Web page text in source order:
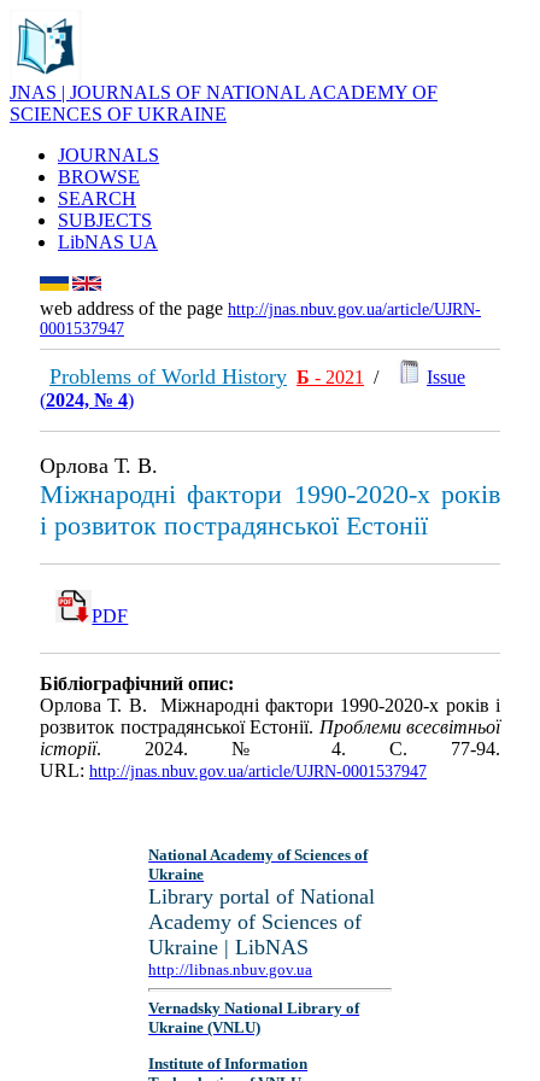
JNAS | JOURNALS OF NATIONAL ACADEMY OF
SCIENCES OF UKRAINE
JOURNALS
BROWSE
SEARCH
SUBJECTS
LibNAS UA
web address of the page http://jnas.nbuv.gov.ua/article/UJRN-
0001537947
Problems of World History Б - 2021 /
Issue
(2024, № 4)
Орлова Т. В.
Міжнародні фактори 1990-2020-х років
і розвиток пострадянської Естонії
PDF
Бібліографічний опис:
Орлова Т. В. Міжнародні фактори 1990-2020-х років і
розвиток пострадянської Естонії. Проблеми всесвітньої
історії. 2024. № 4. С. 77-94.
URL: http://jnas.nbuv.gov.ua/article/UJRN-0001537947
National Academy of Sciences of
Ukraine
Library portal of National
Academy of Sciences of
Ukraine | LibNAS
http://libnas.nbuv.gov.ua
Vernadsky National Library of
Ukraine (VNLU)
Institute of Information